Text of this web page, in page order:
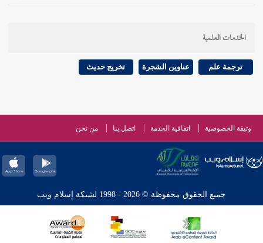
الخدمات العلمية
ترجمة علم عناوين الشجرة تخريج حديث
وثيقة الخصوصية اتفاقية الخدمة اتصل بنا من نحن
جميع الحقوق محفوظة © 2026 - 1998 لشبكة إسلام ويب